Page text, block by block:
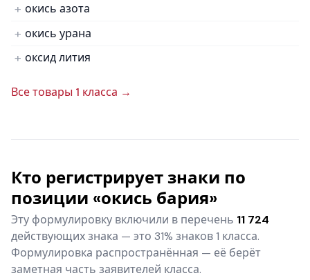
окись азота
окись урана
оксид лития
Все товары 1 класса →
Кто регистрирует знаки по
позиции «окись бария»
Эту формулировку включили в перечень 11 724
действующих знака — это 31% знаков 1 класса.
Формулировка распространённая — её берёт
заметная часть заявителей класса.